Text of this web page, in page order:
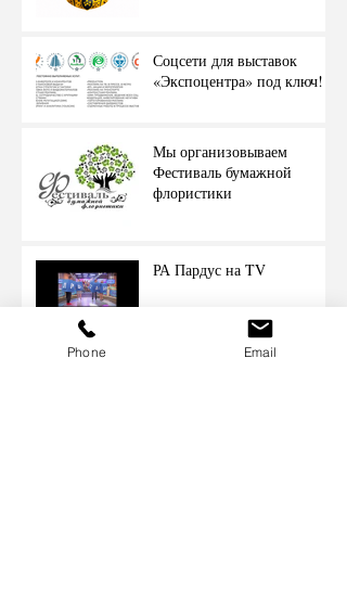
Соцсети для выставок
«Экспоцентра» под ключ!
Мы организовываем
Фестиваль бумажной
флористики
РА Пардус на TV
Благодарственное письмо
Phone Email